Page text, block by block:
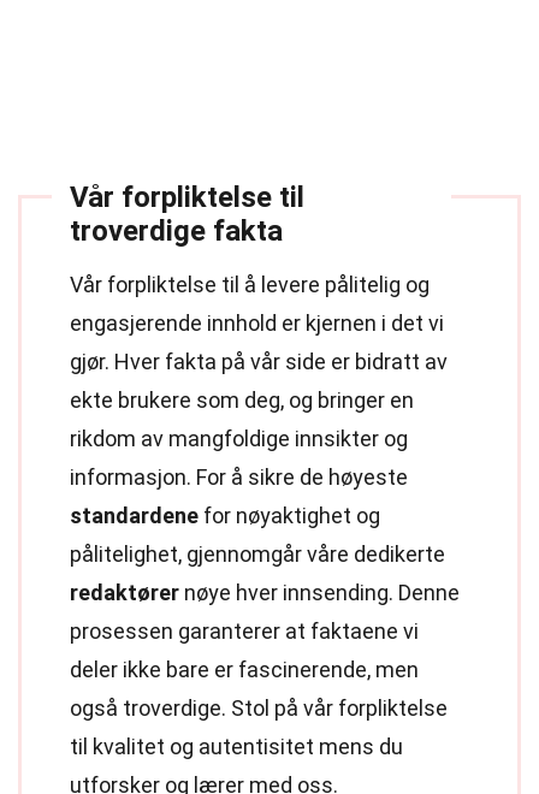
Vår forpliktelse til
troverdige fakta
Vår forpliktelse til å levere pålitelig og
engasjerende innhold er kjernen i det vi
gjør. Hver fakta på vår side er bidratt av
ekte brukere som deg, og bringer en
rikdom av mangfoldige innsikter og
informasjon. For å sikre de høyeste
standardene for nøyaktighet og
pålitelighet, gjennomgår våre dedikerte
redaktører nøye hver innsending. Denne
prosessen garanterer at faktaene vi
deler ikke bare er fascinerende, men
også troverdige. Stol på vår forpliktelse
til kvalitet og autentisitet mens du
utforsker og lærer med oss.